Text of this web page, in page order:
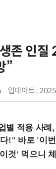
존 인질
”
업데이트 :
실질적인 실행 전략